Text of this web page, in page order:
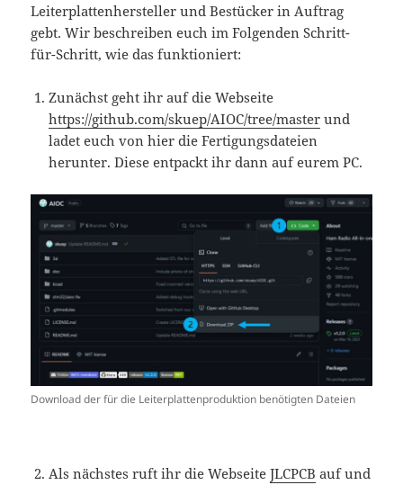
Leiterplattenhersteller und Bestücker in Auftrag
gebt. Wir beschreiben euch im Folgenden Schritt-
für-Schritt, wie das funktioniert:
Zunächst geht ihr auf die Webseite
https://github.com/skuep/AIOC/tree/master und
ladet euch von hier die Fertigungsdateien
herunter. Diese entpackt ihr dann auf eurem PC.
Download der für die Leiterplattenproduktion benötigten Dateien
Als nächstes ruft ihr die WebseiteJLCPCB auf und